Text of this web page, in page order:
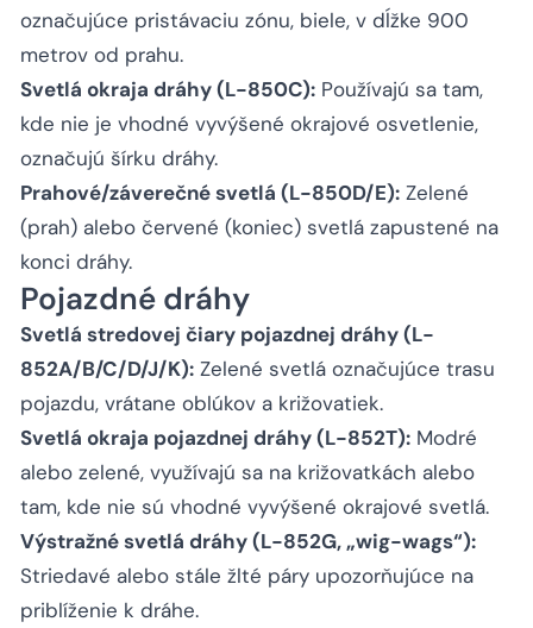
označujúce pristávaciu zónu, biele, v dĺžke 900
metrov od prahu.
Svetlá okraja dráhy (L-850C): Používajú sa tam,
kde nie je vhodné vyvýšené okrajové osvetlenie,
označujú šírku dráhy.
Prahové/záverečné svetlá (L-850D/E): Zelené
(prah) alebo červené (koniec) svetlá zapustené na
konci dráhy.
Pojazdné dráhy
Svetlá stredovej čiary pojazdnej dráhy (L-
852A/B/C/D/J/K): Zelené svetlá označujúce trasu
pojazdu, vrátane oblúkov a križovatiek.
Svetlá okraja pojazdnej dráhy (L-852T): Modré
alebo zelené, využívajú sa na križovatkách alebo
tam, kde nie sú vhodné vyvýšené okrajové svetlá.
Výstražné svetlá dráhy (L-852G, „wig-wags“):
Striedavé alebo stále žlté páry upozorňujúce na
priblíženie k dráhe.